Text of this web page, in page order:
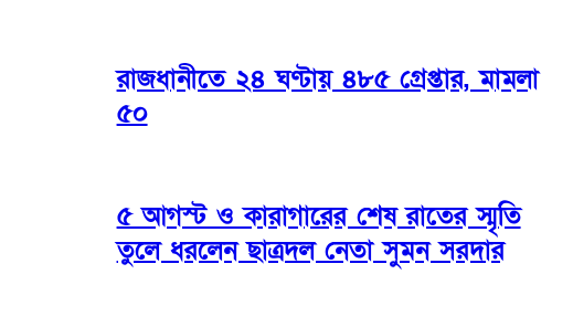
রাজধানীতে ২৪ ঘণ্টায় ৪৮৫ গ্রেপ্তার, মামলা
৫০
৫ আগস্ট ও কারাগারের শেষ রাতের স্মৃতি
তুলে ধরলেন ছাত্রদল নেতা সুমন সরদার